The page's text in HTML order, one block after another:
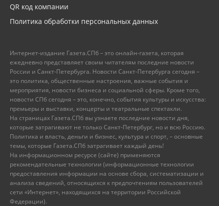
QR код компании
Политика обработки персональных данных
Интернет-издание Газета.СПб – это онлайн-газета, которая
ежедневно представляет своим читателям последние новости
России и Санкт-Петербурга. Новости Санкт-Петербурга сегодня –
это политика, общественные настроения, важные события и
мероприятия, новости бизнеса и социальной сферы. Кроме того,
новости СПб сегодня – это, конечно, события культуры и искусства:
премьеры и выставки, концерты и театральные спектакли.
На страницах Газета.СПб вы узнаете последние новости дня,
которые затрагивают не только Санкт-Петербург, но и всю Россию.
Политика и власть, деньги и бизнес, культура и спорт, – основные
темы, которые Газета.СПб затрагивает каждый день!
На информационном ресурсе (сайте) применяются
рекомендательные технологии (информационные технологии
предоставления информации на основе сбора, систематизации и
анализа сведений, относящихся к предпочтениям пользователей
сети «Интернет», находящихся на территории Российской
Федерации).